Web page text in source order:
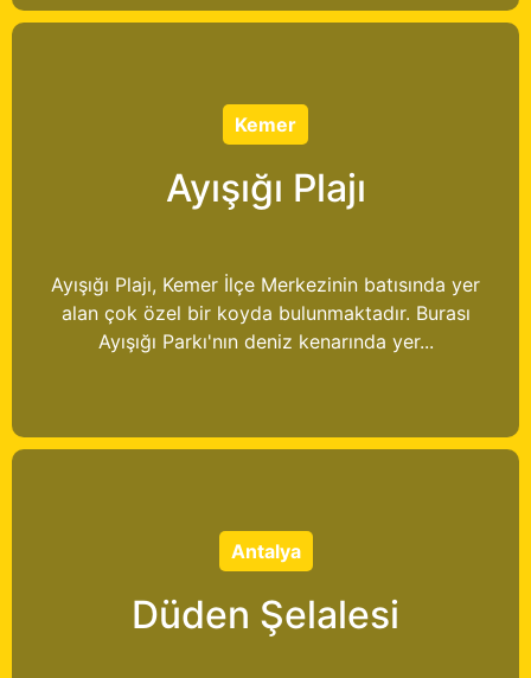
Kemer
Ayışığı Plajı
Ayışığı Plajı, Kemer İlçe Merkezinin batısında yer
alan çok özel bir koyda bulunmaktadır. Burası
Ayışığı Parkı'nın deniz kenarında yer...
Antalya
Düden Şelalesi